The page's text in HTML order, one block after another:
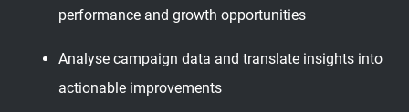
performance and growth opportunities
Analyse campaign data and translate insights into
actionable improvements